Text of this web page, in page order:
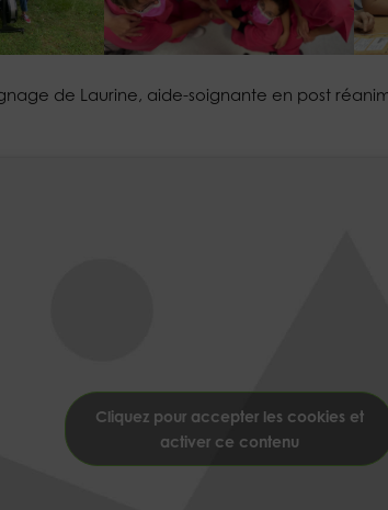
de Laurine, aide-soignante en post
Cliquez pour accepter les cookies et
activer ce contenu